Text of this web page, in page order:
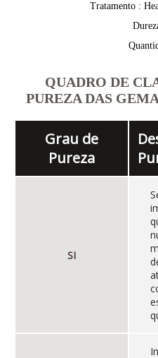
Tratamento :
QUADRO DE
PUREZA DAS
Grau de
Pureza
SI